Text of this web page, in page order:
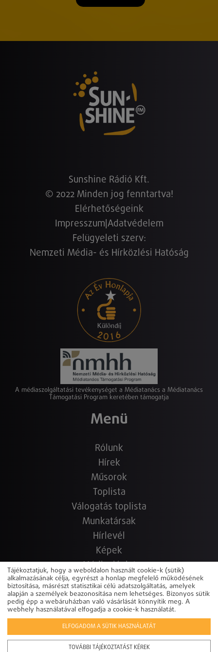
Sunshine Rádió Kft.
© 2022 Minden jog fenntartva!
Elérhetőségeink
Impresszum Adatvédelem
Felügyeleti szerv:
Nemzeti Média- és Hírközlési Hatóság
A médiaszolgáltatási tevékenységet a Médiatanács a Médiatanács
Támogatási Program keretében támogatja
Menü
Rólunk
Hírek
Műsorok
Toplista
Válogatás toplista
Munkatársak
Hírlevél
Képek
Hallgasd újra!
Elérhetőségek
Copyright © 2022-2026 www.sunshine.hu.huPowered by
Tájékoztatjuk, hogy a weboldalon használt cookie-k (sütik)
alkalmazásának célja, egyrészt a honlap megfelelő működésének
biztosítása, másrészt statisztikai célú adatszolgáltatás, amelyek
alapján a személyek beazonosítása nem lehetséges. Bizonyos sütik
pedig épp a webáruházban való vásárlását könnyítik meg. A
webhely használatával elfogadja a cookie-k használatát.
ELFOGADOM A SÜTIK HASZNÁLATÁT
TOVÁBBI TÁJÉKOZTATÁST KÉREK